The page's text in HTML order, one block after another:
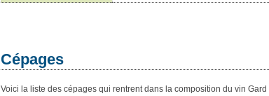
Cépages
Voici la liste des cépages qui rentrent dans la composition du vin Gard